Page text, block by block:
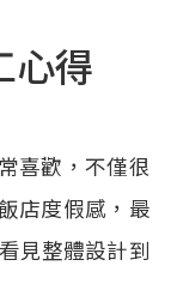
心得
喜歡，不僅很
店度假感，最
見整體設計到